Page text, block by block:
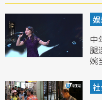
中
腿
婉